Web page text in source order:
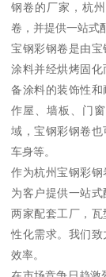
钢卷的厂家，杭
卷，并提供一站式
宝钢彩钢卷是由
涂料并经烘烤固
备涂料的装饰性
作屋、墙板、门
域，宝钢彩钢卷
车身等。
作为杭州宝钢彩
为客户提供一站
两家配套工厂，
性化需求。我们
效率。